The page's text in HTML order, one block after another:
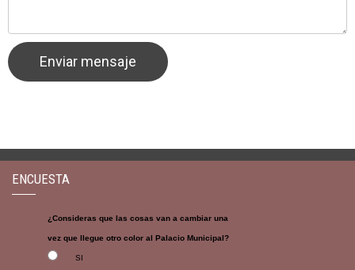
ENCUESTA
¿Consideras que las cosas van a cambiar una
vez que llegue otro color al Palacio Municipal?
SI